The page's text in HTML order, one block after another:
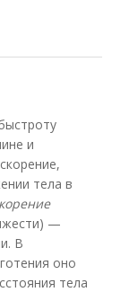
и
тела в
—
В
оно
тела